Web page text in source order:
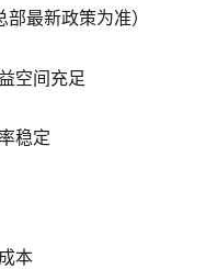
最新政策为准）
空间充足
稳定
本